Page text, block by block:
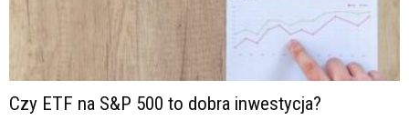
Czy ETF na S&P 500 to dobra inwestycja?